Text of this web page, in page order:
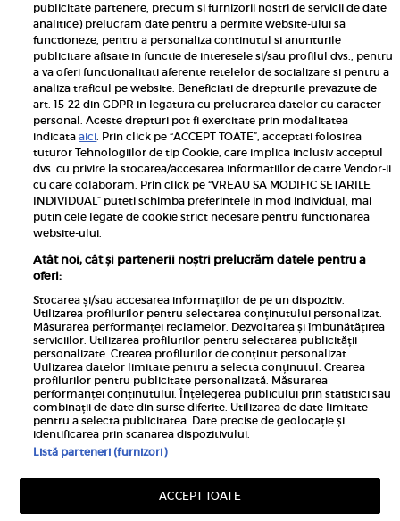
Inscrie-te la newsletterul UNICA
Pariază responsabil! Decizia ONJN nr. 821/25.09.2025.
Jocurile de noroc sunt interzise minorilor.
Links
Calculator sarcina
Rețete
Libertatea
Viva
Libertatea pentru femei
Avantaje
publicitate partenere, precum si furnizorii nostri de servicii de date
analitice) prelucram date pentru a permite website-ului sa
functioneze, pentru a personaliza continutul si anunturile
publicitare afisate in functie de interesele si/sau profilul dvs., pentru
a va oferi functionalitati aferente retelelor de socializare si pentru a
analiza traficul pe website. Beneficiati de drepturile prevazute de
art. 15-22 din GDPR in legatura cu prelucrarea datelor cu caracter
personal. Aceste drepturi pot fi exercitate prin modalitatea
indicataaici. Prin click pe “ACCEPT TOATE”, acceptati folosirea
tuturor Tehnologiilor de tip Cookie, care implica inclusiv acceptul
dvs. cu privire la stocarea/accesarea informatiilor de catre Vendor-ii
cu care colaboram. Prin click pe “VREAU SA MODIFIC SETARILE
INDIVIDUAL” puteti schimba preferintele in mod individual, mai
putin cele legate de cookie strict necesare pentru functionarea
website-ului.
Atât noi, cât și partenerii noștri prelucrăm datele pentru a
oferi:
Stocarea și/sau accesarea informațiilor de pe un dispozitiv.
Utilizarea profilurilor pentru selectarea conținutului personalizat.
Măsurarea performanței reclamelor. Dezvoltarea și îmbunătățirea
serviciilor. Utilizarea profilurilor pentru selectarea publicității
personalizate. Crearea profilurilor de conținut personalizat.
Utilizarea datelor limitate pentru a selecta conținutul. Crearea
profilurilor pentru publicitate personalizată. Măsurarea
performanței conținutului. Înțelegerea publicului prin statistici sau
combinații de date din surse diferite. Utilizarea de date limitate
pentru a selecta publicitatea. Date precise de geolocație și
identificarea prin scanarea dispozitivului.
Listă parteneri (furnizori)
ACCEPT TOATE